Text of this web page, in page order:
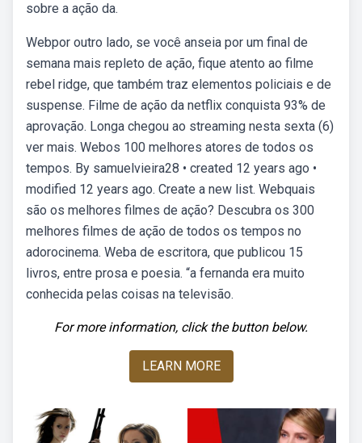
sobre a ação da.
Webpor outro lado, se você anseia por um final de
semana mais repleto de ação, fique atento ao filme
rebel ridge, que também traz elementos policiais e de
suspense. Filme de ação da netflix conquista 93% de
aprovação. Longa chegou ao streaming nesta sexta (6)
ver mais. Webos 100 melhores atores de todos os
tempos. By samuelvieira28 • created 12 years ago •
modified 12 years ago. Create a new list. Webquais
são os melhores filmes de ação? Descubra os 300
melhores filmes de ação de todos os tempos no
adorocinema. Weba de escritora, que publicou 15
livros, entre prosa e poesia. “a fernanda era muito
conhecida pelas coisas na televisão.
For more information, click the button below.
LEARN MORE